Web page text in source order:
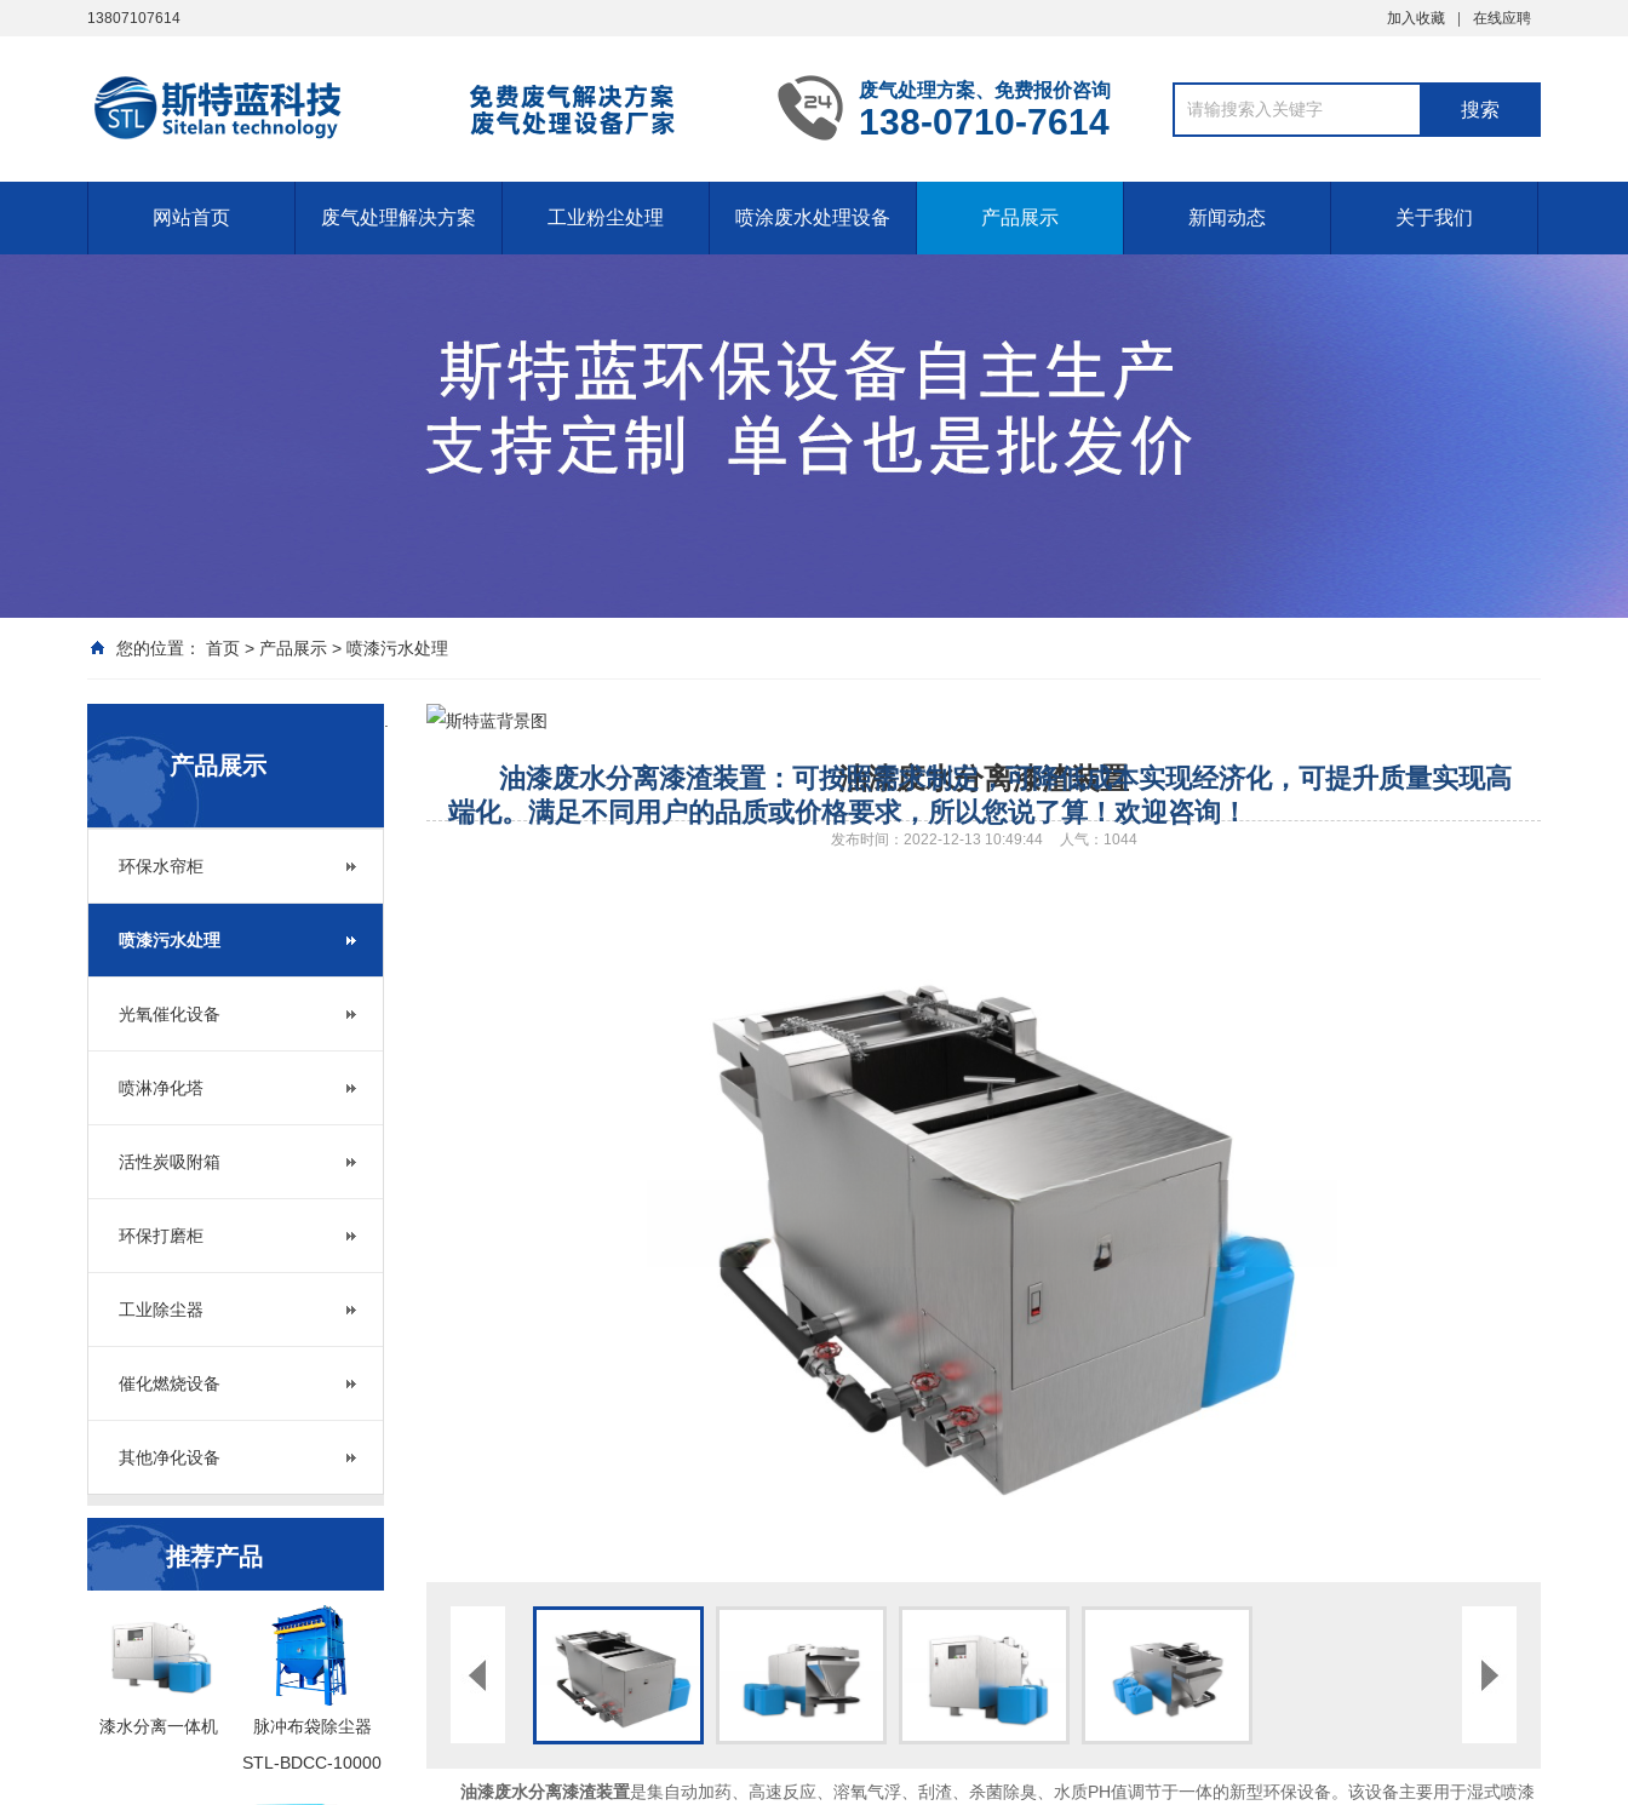
13807107614 加入收藏 在线应聘
废气处理方案、免费报价咨询
138-0710-7614
网站首页 废气处理解决方案 工业粉尘处理 喷涂废水处理设备 产品展示 新闻动态 关于我们
您的位置： 首页 > 产品展示 > 喷漆污水处理
产品展示
环保水帘柜
喷漆污水处理
光氧催化设备
喷淋净化塔
活性炭吸附箱
环保打磨柜
工业除尘器
催化燃烧设备
其他净化设备
推荐产品
漆水分离一体机
脉冲布袋除尘器
STL-BDCC-10000
油漆废水分离漆渣装置：可按照需求制定，可降低成本实现经济化，可提升质量实现高
端化。满足不同用户的品质或价格要求，所以您说了算！欢迎咨询！
油漆废水分离漆渣装置
发布时间：2022-12-13 10:49:44 人气： 1044
油漆废水分离漆渣装置是集自动加药、高速反应、溶氧气浮、刮渣、杀菌除臭、水质PH值调节于一体的新型环保设备。该设备主要用于湿式喷漆